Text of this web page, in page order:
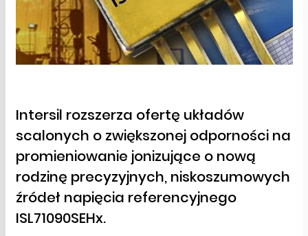
Intersil rozszerza ofertę układów
scalonych o zwiększonej odporności na
promieniowanie jonizujące o nową
rodzinę precyzyjnych, niskoszumowych
źródeł napięcia referencyjnego
ISL71090SEHx.